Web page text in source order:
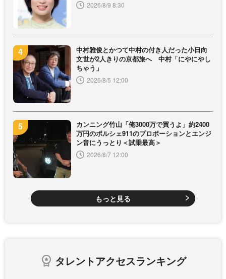
2026/8/9 8:30
中村雅俊とかつて中村の付き人だった小日向
文世が2人きりの京都旅へ 中村「にやにやし
ちゃう」
2026/8/5 12:00
カンニング竹山「俺3000万で買うよ」約2400
万円のポルシェ911のプロポーションとエンジ
ン音にうっとり＜試乗最高＞
2026/8/7 12:00
もっと見る
タレントアクセスランキング